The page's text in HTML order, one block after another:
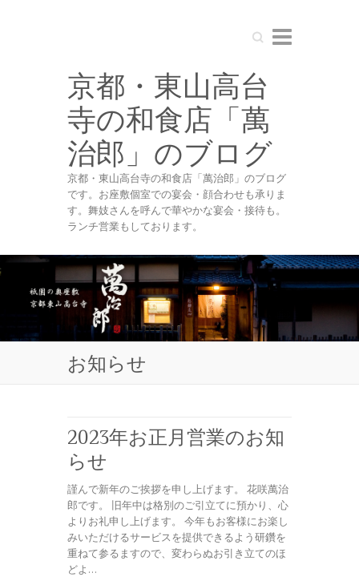
Search
京都・東山高台
寺の和食店「萬
治郎」のブログ
京都・東山高台寺の和食店「萬治郎」のブログ
です。お座敷個室での宴会・顔合わせも承りま
す。舞妓さんを呼んで華やかな宴会・接待も。
ランチ営業もしております。
お知らせ
2023年お正月営業のお知
らせ
謹んで新年のご挨拶を申し上げます。 花咲萬治
郎です。 旧年中は格別のご引立てに預かり、心
よりお礼申し上げます。 今年もお客様にお楽し
みいただけるサービスを提供できるよう研鑽を
重ねて参るますので、変わらぬお引き立てのほ
どよ…